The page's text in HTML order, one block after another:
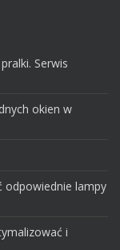
Serwis
okien w
odpowiednie lampy
i